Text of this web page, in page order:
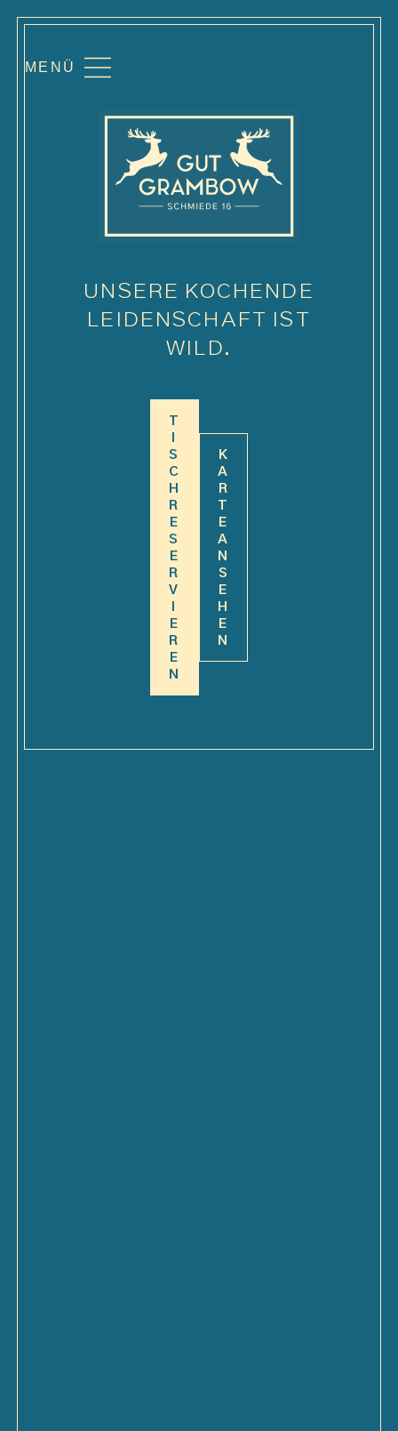
MENÜ
UNSERE KOCHENDE
LEIDENSCHAFT IST
WILD.
T
S
C
H
R
E
S
E
R
V
E
R
E
N
K
A
R
T
E
A
N
S
E
H
E
N